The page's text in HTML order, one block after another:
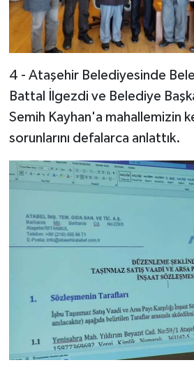
4 - Ataşehir Belediyesinde
Battal İlgezdi ve Belediye
Semih Kayhan'a mahallemizin
sorunlarını defalarca anlattık.